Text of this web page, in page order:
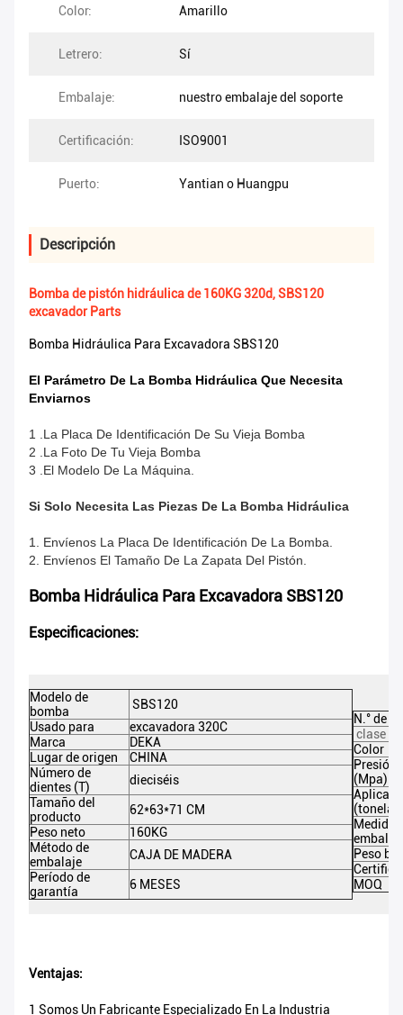
Color: Amarillo
Letrero: Sí
Embalaje: nuestro embalaje del soporte
Certificación: ISO9001
Puerto: Yantian o Huangpu
Descripción
Bomba de pistón hidráulica de 160KG 320d, SBS120
excavador Parts
Bomba Hidráulica Para Excavadora SBS120
El Parámetro De La Bomba Hidráulica Que Necesita
Enviarnos
1 .La Placa De Identificación De Su Vieja Bomba
2 .La Foto De Tu Vieja Bomba
3 .El Modelo De La Máquina.
Si Solo Necesita Las Piezas De La Bomba Hidráulica
1. Envíenos La Placa De Identificación De La Bomba.
2. Envíenos El Tamaño De La Zapata Del Pistón.
Bomba Hidráulica Para Excavadora SBS120
Especificaciones:
Modelo de
bomba
SBS120
Usado para
excavadora 320C
Marca
DEKA
Lugar de origen
CHINA
Número de
dientes (T)
dieciséis
Tamaño del
producto
62*63*71 CM
Peso neto
160KG
Método de
embalaje
CAJA DE MADERA
Período de
garantía
6 MESES
N.° de
clase
Color
Presión
(Mpa)
Medida
Peso
MOQ
Ventajas:
1 Somos Un Fabricante Especializado En La Industria